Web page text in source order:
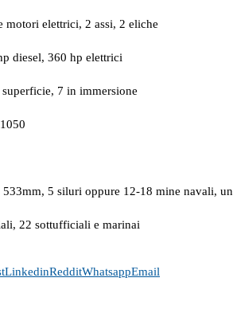
motori elettrici, 2 assi, 2 eliche
diesel, 360 hp elettrici
7 in immersione
1050
5 siluri oppure 12-18 mine navali,
22 sottufficiali e marinai
LinkedinRedditWhatsappEmail